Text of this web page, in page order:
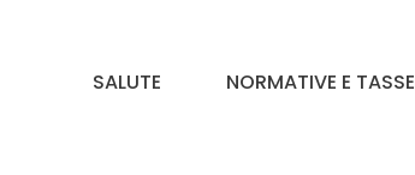
SALUTE NORMATIVE E TASSE